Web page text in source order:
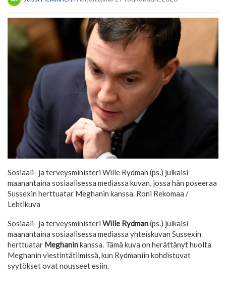
Sosiaali- ja terveysministeri Wille Rydman (ps.) julkaisi
maanantaina sosiaalisessa mediassa kuvan, jossa hän poseeraa
Sussexin herttuatar Meghanin kanssa. Roni Rekomaa /
Lehtikuva
Sosiaali- ja terveysministeri Wille Rydman(ps.) julkaisi
maanantaina sosiaalisessa mediassa yhteiskuvan Sussexin
herttuatar Meghaninkanssa. Tämä kuva on herättänyt huolta
Meghanin viestintätiimissä, kun Rydmaniin kohdistuvat
syytökset ovat nousseet esiin.